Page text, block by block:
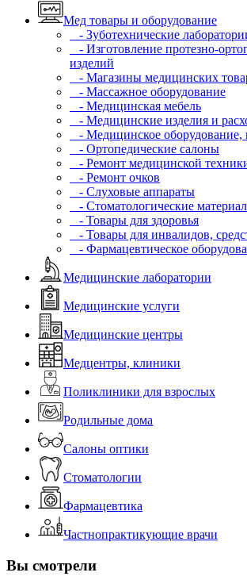
Мед товары и оборудование
- Зуботехнические
- Изготовление протезно-
изделий
- Магазины медицинских
- Массажное оборудование
- Медицинская мебель
- Медицинские изделия и
- Медицинское оборудование,
- Ортопедические салоны
- Ремонт медицинской
- Ремонт очков
- Слуховые аппараты
- Стоматологические
- Товары для здоровья
- Товары для инвалидов,
- Фармацевтическое
Медицинские лаборатории
Медицинские услуги
Медицинские центры
Медцентры, клиники
Поликлиники для взрослых
Родильные дома
Салоны оптики
Стоматологии
Фармацевтика
Частнопрактикующие врачи
Вы смотрели